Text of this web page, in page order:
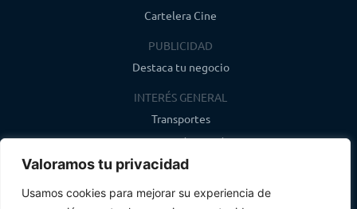
Valoramos tu privacidad
Usamos cookies para mejorar su experiencia de
Cartelera Cine
PUBLICIDAD
Destaca tu negocio
INTERÉS GENERAL
Transportes
Farmacias de guardia
Canal de WhatsApp
Último boletín